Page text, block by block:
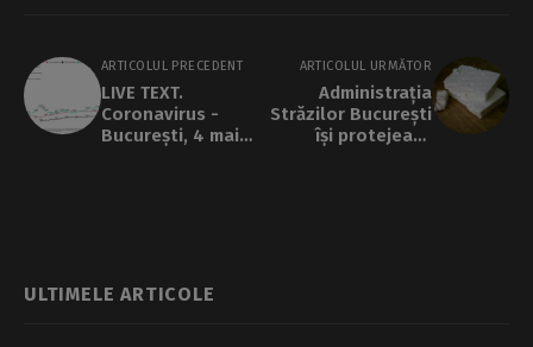
ARTICOLUL PRECEDENT
LIVE TEXT.
Coronavirus -
București, 4 mai
ARTICOLUL URMĂTOR
Administrația
Străzilor București
își protejează
ULTIMELE ARTICOLE